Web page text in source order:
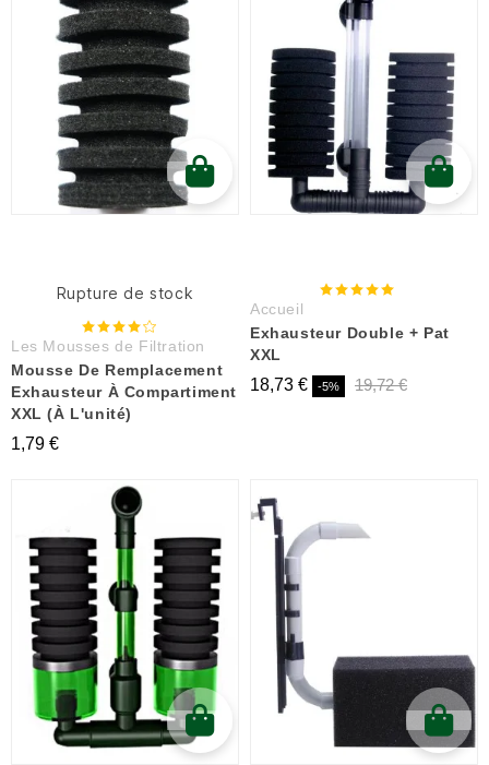
Rupture de stock
Les Mousses de Filtration
Mousse De Remplacement
Exhausteur À Compartiment
XXL (à L'unité)
1,79 €
Accueil
Exhausteur Double + Pat
XXL
18,73 € -5% 19,72 €